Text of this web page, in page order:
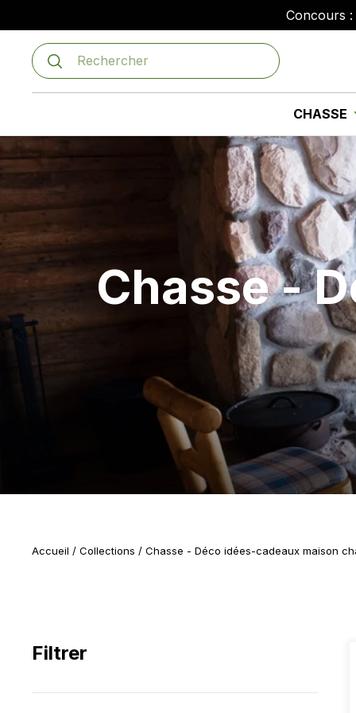
au
contenu
Concours
Recherche
CHASSE
Chasse -
Accueil / Collections / Chasse - Déco idées-cadeaux maison
Filtrer